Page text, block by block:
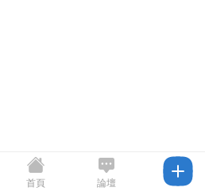
首頁 論壇